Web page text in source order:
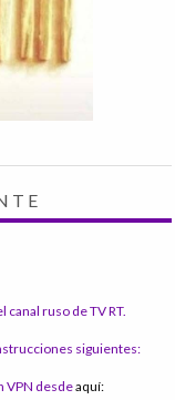
ruso de TV RT.
siguientes:
VPN desdeaquí: